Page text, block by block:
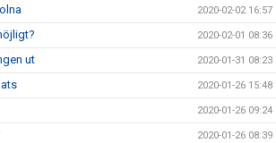
2020-02-02 16:57
2020-02-01 08:36
ut 2020-01-31 08:23
2020-01-26 15:48
2020-01-26 09:24
2020-01-26 08:39